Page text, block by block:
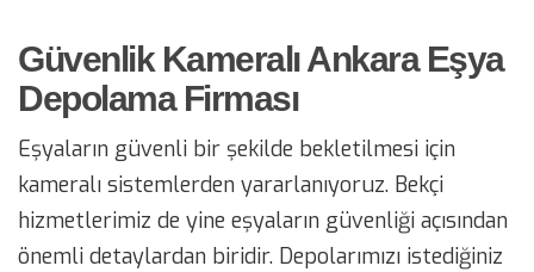
Güvenlik Kameralı Ankara Eşya
Depolama Firması
Eşyaların güvenli bir şekilde bekletilmesi için
kameralı sistemlerden yararlanıyoruz. Bekçi
hizmetlerimiz de yine eşyaların güvenliği açısından
önemli detaylardan biridir. Depolarımızı istediğiniz